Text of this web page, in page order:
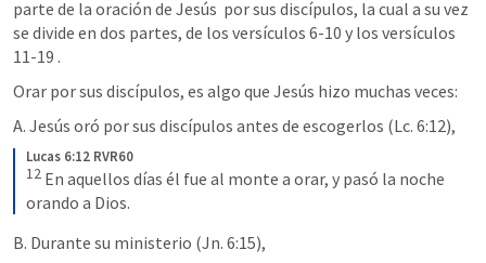
parte de la oración de Jesús  por sus discípulos, la cual a su vez
se divide en dos partes, de los versículos 6-10 y los versículos
11-19 .
Orar por sus discípulos, es algo que Jesús hizo muchas veces:
A. Jesús oró por sus discípulos antes de escogerlos (Lc. 6:12),
Lucas 6:12 RVR60
12 En aquellos días él fue al monte a orar, y pasó la noche
orando a Dios.
B. Durante su ministerio (Jn. 6:15),